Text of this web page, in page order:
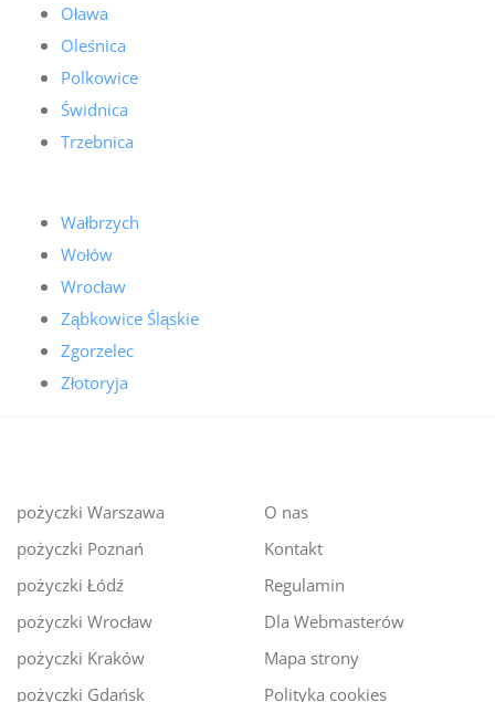
Oława
Oleśnica
Polkowice
Świdnica
Trzebnica
Wałbrzych
Wołów
Wrocław
Ząbkowice Śląskie
Zgorzelec
Złotoryja
pożyczki Warszawa
pożyczki Poznań
pożyczki Łódź
pożyczki Wrocław
pożyczki Kraków
pożyczki Gdańsk
O nas
Kontakt
Regulamin
Dla Webmasterów
Mapa strony
Polityka cookies